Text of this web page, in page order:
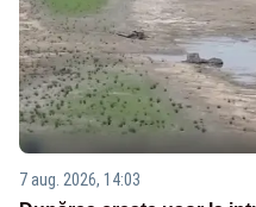
7 aug. 2026, 14:03